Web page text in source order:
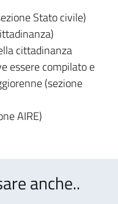
Stato civile)
cittadinanza
essere compilato e
(sezione
AIRE)
anche..